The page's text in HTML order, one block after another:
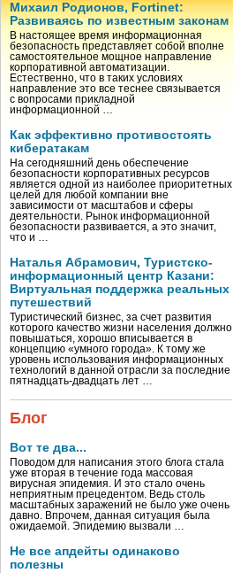
Михаил Родионов, Fortinet:
Развиваясь по известным законам
В настоящее время информационная
безопасность представляет собой вполне
самостоятельное мощное направление
корпоративной автоматизации.
Естественно, что в таких условиях
направление это все теснее связывается
с вопросами прикладной
информационной …
Как эффективно противостоять
кибератакам
На сегодняшний день обеспечение
безопасности корпоративных ресурсов
является одной из наиболее приоритетных
целей для любой компании вне
зависимости от масштабов и сферы
деятельности. Рынок информационной
безопасности развивается, а это значит,
что и …
Наталья Абрамович, Туристско-
информационный центр Казани:
Виртуальная поддержка реальных
путешествий
Туристический бизнес, за счет развития
которого качество жизни населения должно
повышаться, хорошо вписывается в
концепцию «умного города». К тому же
уровень использования информационных
технологий в данной отрасли за последние
пятнадцать-двадцать лет …
Блог
Вот те два...
Поводом для написания этого блога стала
уже вторая в течение года массовая
вирусная эпидемия. И это стало очень
неприятным прецедентом. Ведь столь
масштабных заражений не было уже очень
давно. Впрочем, данная ситуация была
ожидаемой. Эпидемию вызвали …
Не все апдейты одинаково
полезны